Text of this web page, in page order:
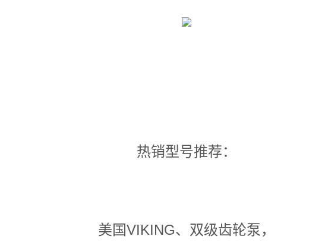
热销型号推荐：
美国VIKING、双级齿轮泵，